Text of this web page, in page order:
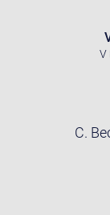
C.